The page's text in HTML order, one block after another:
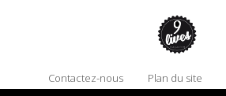
Contactez-nous Plan du site